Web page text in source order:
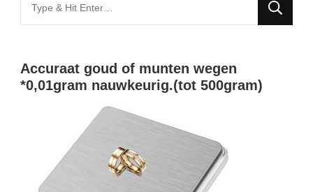
for
Accuraat goud of munten wegen
*0,01gram nauwkeurig.(tot 500gram)